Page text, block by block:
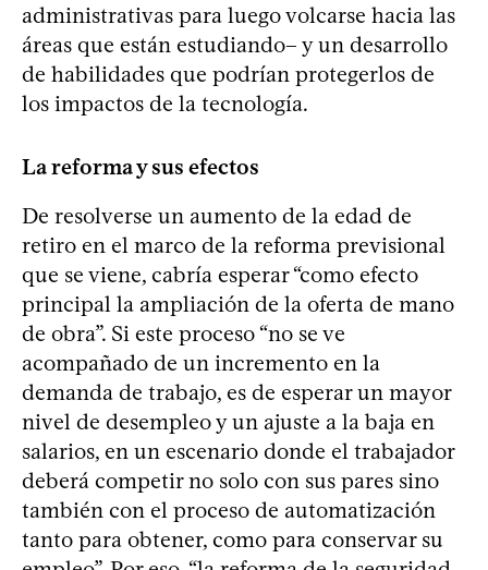
administrativas para luego volcarse hacia las
áreas que están estudiando– y un desarrollo
de habilidades que podrían protegerlos de
los impactos de la tecnología.
La reforma y sus efectos
De resolverse un aumento de la edad de
retiro en el marco de la reforma previsional
que se viene, cabría esperar “como efecto
principal la ampliación de la oferta de mano
de obra”. Si este proceso “no se ve
acompañado de un incremento en la
demanda de trabajo, es de esperar un mayor
nivel de desempleo y un ajuste a la baja en
salarios, en un escenario donde el trabajador
deberá competir no solo con sus pares sino
también con el proceso de automatización
tanto para obtener, como para conservar su